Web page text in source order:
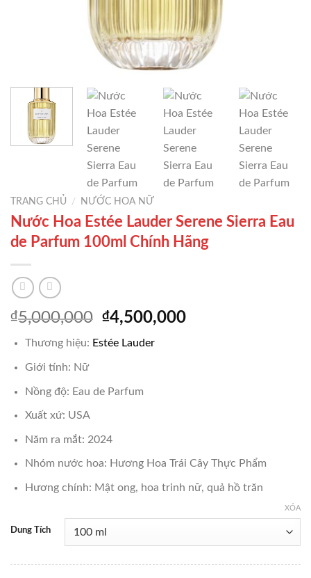
TRANG CHỦ / NƯỚC HOA NỮ
Nước Hoa Estée Lauder Serene Sierra Eau
de Parfum 100ml Chính Hãng
₫5,000,000 Giá
là:
₫4,500,000Giá
Thương hiệu: Estée Lauder
Giới tính: Nữ
Nồng độ: Eau de Parfum
Xuất xứ: USA
Năm ra mắt: 2024
Nhóm nước hoa: Hương Hoa Trái Cây Thực Phẩm
Hương chính: Mật ong, hoa trinh nữ, quả hồ trăn
Dung Tích
XÓA